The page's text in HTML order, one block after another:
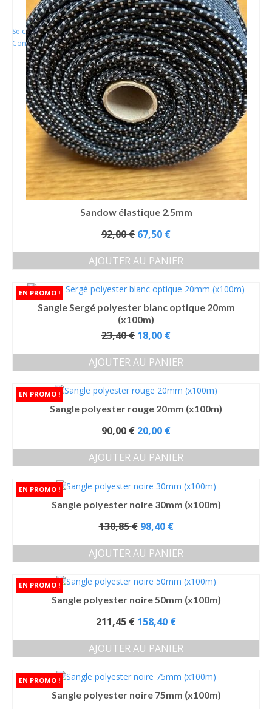
Se connecter
Connexion
Sandow élastique 2.5mm
92,00€ Le
initial
était :
67,50 €
AJOUTER AU PANIER
Sangle Sergé polyester blanc optique 20mm
(x100m)
23,40€ Le
initial
était :
18,00 €
AJOUTER AU PANIER
Sangle polyester rouge 20mm (x100m)
90,00€ Le
initial
était :
20,00 €
AJOUTER AU PANIER
Sangle polyester noire 30mm (x100m)
130,85€ Le
initial
était :
98,40 €
AJOUTER AU PANIER
Sangle polyester noire 50mm (x100m)
211,45€ Le
initial
était :
158,40 €
AJOUTER AU PANIER
Sangle polyester noire 75mm (x100m)